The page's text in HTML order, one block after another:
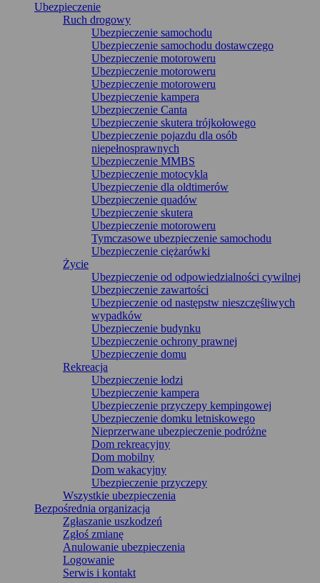
Ubezpieczenie
Ruch drogowy
Ubezpieczenie samochodu
Ubezpieczenie samochodu dostawczego
Ubezpieczenie motoroweru
Ubezpieczenie motoroweru
Ubezpieczenie motoroweru
Ubezpieczenie kampera
Ubezpieczenie Canta
Ubezpieczenie skutera trójkołowego
Ubezpieczenie pojazdu dla osób
niepełnosprawnych
Ubezpieczenie MMBS
Ubezpieczenie motocykla
Ubezpieczenie dla oldtimerów
Ubezpieczenie quadów
Ubezpieczenie skutera
Ubezpieczenie motoroweru
Tymczasowe ubezpieczenie samochodu
Ubezpieczenie ciężarówki
Życie
Ubezpieczenie od odpowiedzialności cywilnej
Ubezpieczenie zawartości
Ubezpieczenie od następstw nieszczęśliwych
wypadków
Ubezpieczenie budynku
Ubezpieczenie ochrony prawnej
Ubezpieczenie domu
Rekreacja
Ubezpieczenie łodzi
Ubezpieczenie kampera
Ubezpieczenie przyczepy kempingowej
Ubezpieczenie domku letniskowego
Nieprzerwane ubezpieczenie podróżne
Dom rekreacyjny
Dom mobilny
Dom wakacyjny
Ubezpieczenie przyczepy
Wszystkie ubezpieczenia
Bezpośrednia organizacja
Zgłaszanie uszkodzeń
Zgłoś zmianę
Anulowanie ubezpieczenia
Logowanie
Serwis i kontakt